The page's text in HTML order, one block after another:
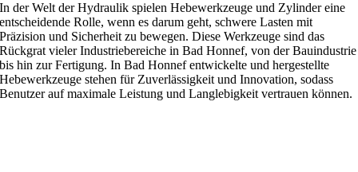
In der Welt der Hydraulik spielen Hebewerkzeuge und Zylinder eine
entscheidende Rolle, wenn es darum geht, schwere Lasten mit
Präzision und Sicherheit zu bewegen. Diese Werkzeuge sind das
Rückgrat vieler Industriebereiche in Bad Honnef, von der Bauindustrie
bis hin zur Fertigung. In Bad Honnef entwickelte und hergestellte
Hebewerkzeuge stehen für Zuverlässigkeit und Innovation, sodass
Benutzer auf maximale Leistung und Langlebigkeit vertrauen können.